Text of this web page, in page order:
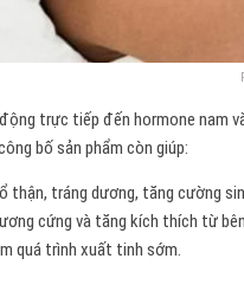
trực tiếp đến hormone nam
bố sản phẩm còn giúp:
thận, tráng dương, tăng cường
cứng và tăng kích thích từ
quá trình xuất tinh sớm.